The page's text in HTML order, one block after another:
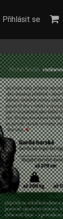
Přihlásit se